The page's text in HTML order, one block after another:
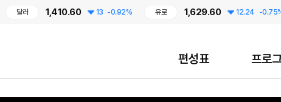
1,410.60 13 -0.92% 1,629.60 12.24 -0.75%
편성표 프로